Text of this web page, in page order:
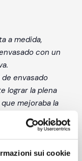
sui cookie
a medida,
con un
envasado
lograr la plena
mejoraba la
consultivo
una transición
reforzando